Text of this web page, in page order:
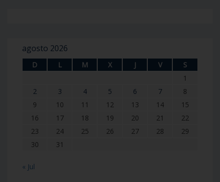
agosto 2026
D L M X J V
S
1
2
3 4 5 6 7
8
9
10 11 12 13 14
15
16
17 18 19 20 21
22
23
24 25 26 27 28
29
30
31
« Jul